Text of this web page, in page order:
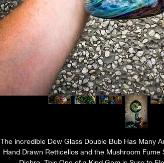
The incredible Dew Glass Double Bub Has Many
Hand Drawn Retticellos and the Mushroom Fume